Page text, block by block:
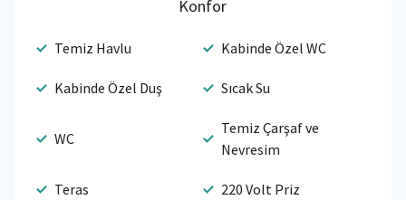
Konfor
Temiz Havlu Kabinde Özel WC
Kabinde Özel Duş Sıcak Su
WC
Temiz Çarşaf ve
Nevresim
Teras 220 Volt Priz